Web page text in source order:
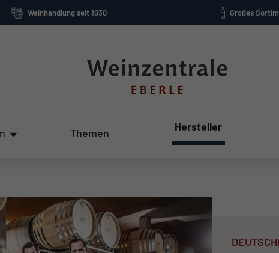
Weinhandlung seit 1930 Großes
Themen Hersteller